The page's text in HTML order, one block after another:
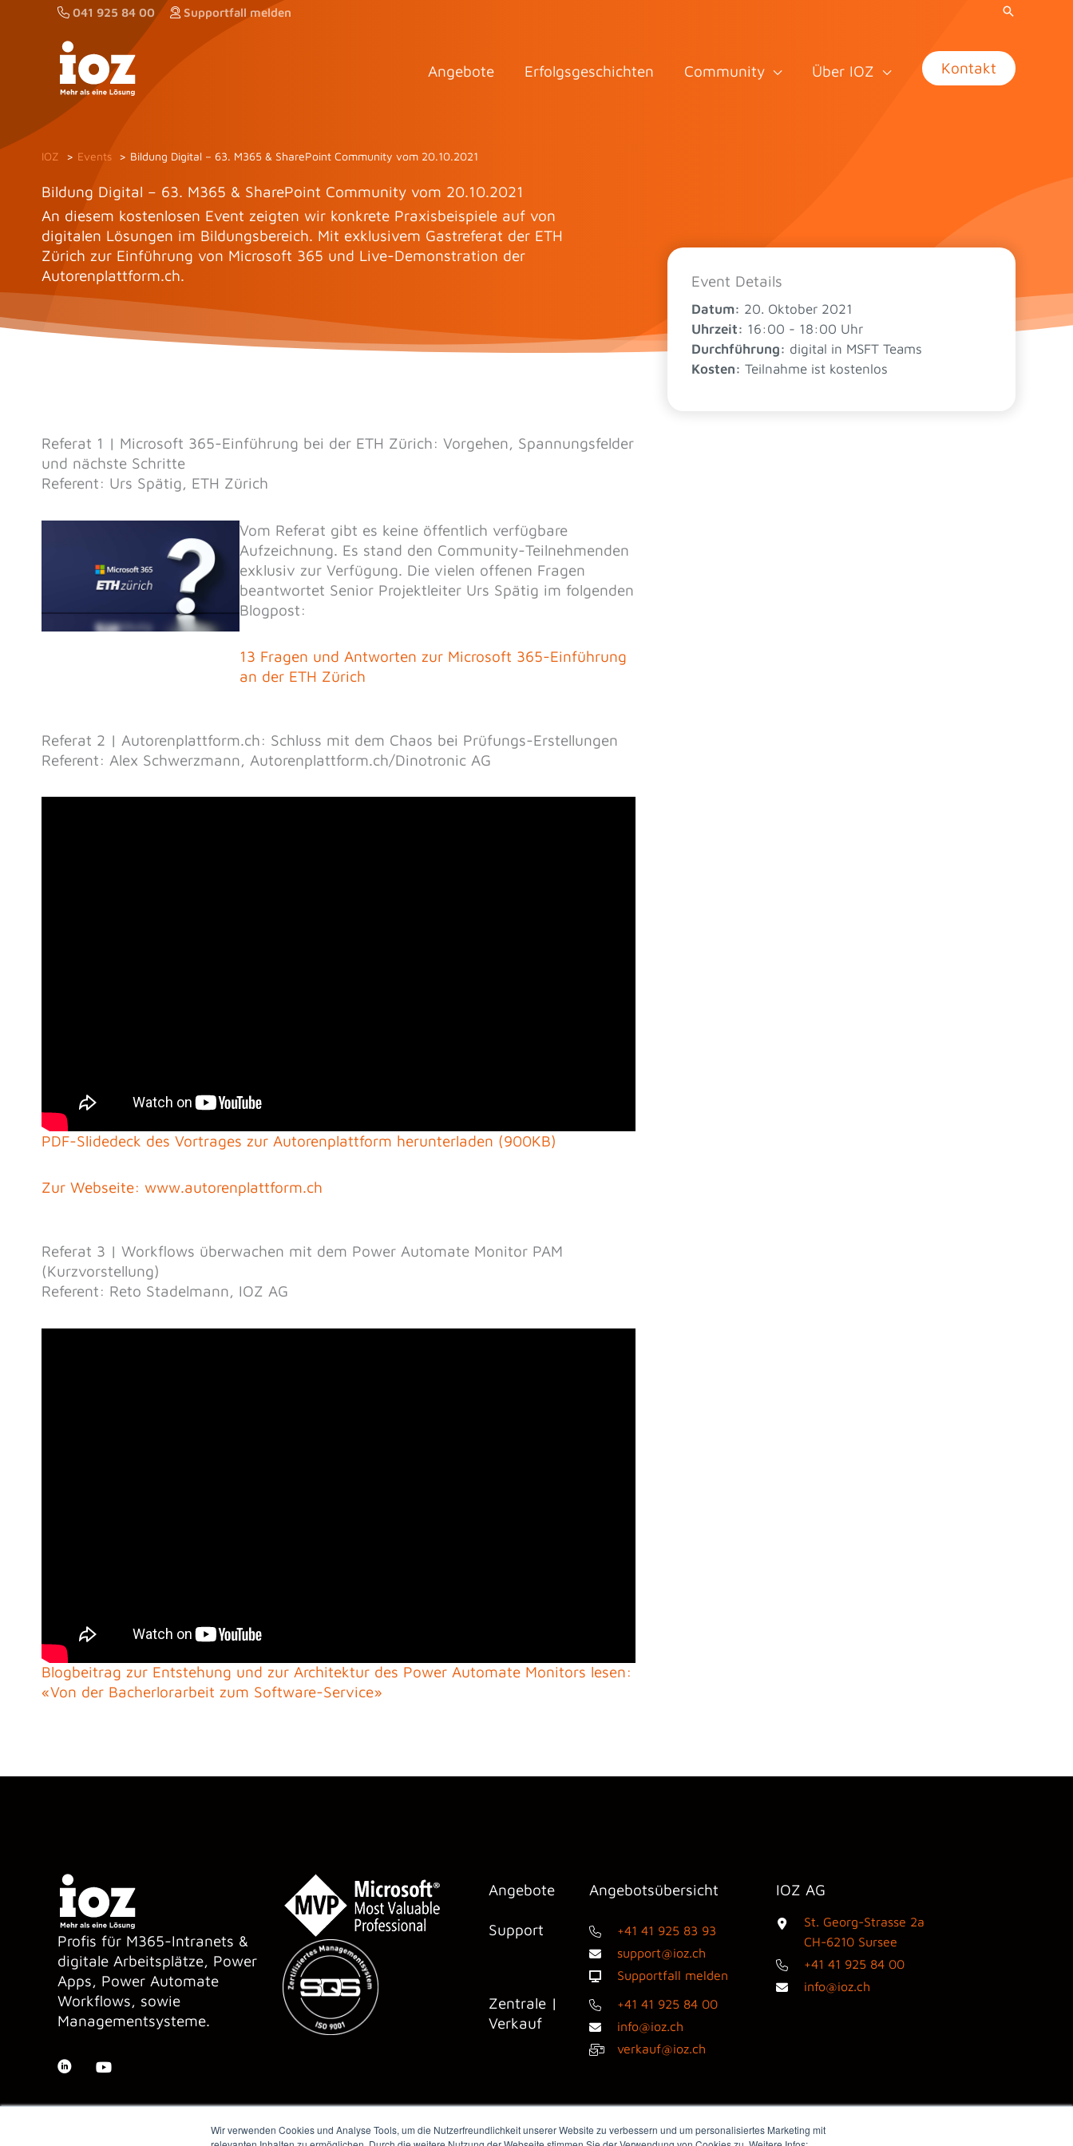
Wir verwenden Cookies und Analyse Tools, um die Nutzerfreundlichkeit unserer Website zu verbessern und um personalisiertes Marketing mit
041 925 84 00 Supportfall melden
Angebote Erfolgsgeschichten Community Über IOZ Kontakt
IOZ Events Bildung Digital – 63. M365 & SharePoint Community vom 20.10.2021
Bildung Digital – 63. M365 & SharePoint Community vom 20.10.2021
An diesem kostenlosen Event zeigten wir konkrete Praxisbeispiele auf von
digitalen Lösungen im Bildungsbereich. Mit exklusivem Gastreferat der ETH
Zürich zur Einführung von Microsoft 365 und Live-Demonstration der
Autorenplattform.ch.
Referat 1 | Microsoft 365-Einführung bei der ETH Zürich: Vorgehen, Spannungsfelder
und nächste Schritte
Referent: Urs Spätig, ETH Zürich
Vom Referat gibt es keine öffentlich verfügbare
Aufzeichnung. Es stand den Community-Teilnehmenden
exklusiv zur Verfügung. Die vielen offenen Fragen
beantwortet Senior Projektleiter Urs Spätig im folgenden
Blogpost:
13 Fragen und Antworten zur Microsoft 365-Einführung
an der ETH Zürich
Referat 2 | Autorenplattform.ch: Schluss mit dem Chaos bei Prüfungs-Erstellungen
Referent: Alex Schwerzmann, Autorenplattform.ch/Dinotronic AG
PDF-Slidedeck des Vortrages zur Autorenplattform herunterladen (900KB)
Zur Webseite: www.autorenplattform.ch
Referat 3 | Workflows überwachen mit dem Power Automate Monitor PAM
(Kurzvorstellung)
Referent: Reto Stadelmann, IOZ AG
Blogbeitrag zur Entstehung und zur Architektur des Power Automate Monitors lesen:
«Von der Bacherlorarbeit zum Software-Service»
Event Details
Datum: 20. Oktober 2021
Uhrzeit: 16:00 - 18:00 Uhr
Durchführung: digital in MSFT Teams
Kosten: Teilnahme ist kostenlos
Profis für M365-Intranets &
digitale Arbeitsplätze, Power
Apps, Power Automate
Workflows, sowie
Managementsysteme.
Angebote Angebotsübersicht
Support
+41 41 925 83 93
support@ioz.ch
Supportfall melden
Zentrale |
Verkauf
+41 41 925 84 00
info@ioz.ch
verkauf@ioz.ch
IOZ AG
St. Georg-Strasse 2a
CH-6210 Sursee
+41 41 925 84 00
info@ioz.ch